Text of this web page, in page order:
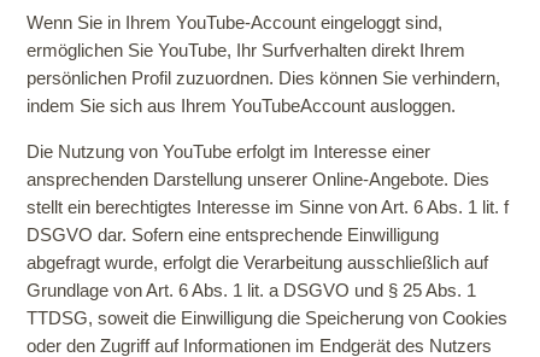
Wenn Sie in Ihrem YouTube-Account eingeloggt sind,
ermöglichen Sie YouTube, Ihr Surfverhalten direkt Ihrem
persönlichen Profil zuzuordnen. Dies können Sie verhindern,
indem Sie sich aus Ihrem YouTubeAccount ausloggen.
Die Nutzung von YouTube erfolgt im Interesse einer
ansprechenden Darstellung unserer Online-Angebote. Dies
stellt ein berechtigtes Interesse im Sinne von Art. 6 Abs. 1 lit. f
DSGVO dar. Sofern eine entsprechende Einwilligung
abgefragt wurde, erfolgt die Verarbeitung ausschließlich auf
Grundlage von Art. 6 Abs. 1 lit. a DSGVO und § 25 Abs. 1
TTDSG, soweit die Einwilligung die Speicherung von Cookies
oder den Zugriff auf Informationen im Endgerät des Nutzers